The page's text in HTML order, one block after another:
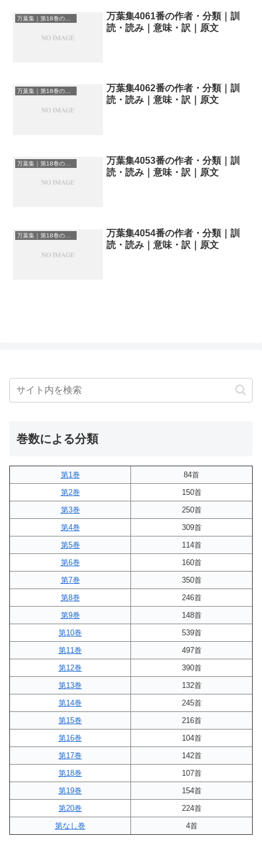
万葉集｜第18巻の和歌一覧
万葉集4061番の作者・分類｜訓
読・読み｜意味・訳｜原文
万葉集｜第18巻の和歌一覧
万葉集4062番の作者・分類｜訓
読・読み｜意味・訳｜原文
万葉集｜第18巻の和歌一覧
万葉集4053番の作者・分類｜訓
読・読み｜意味・訳｜原文
万葉集｜第18巻の和歌一覧
万葉集4054番の作者・分類｜訓
読・読み｜意味・訳｜原文
巻数による分類
第1巻
84首
第2巻
150首
第3巻
250首
第4巻
309首
第5巻
114首
第6巻
160首
第7巻
350首
第8巻
246首
第9巻
148首
第10巻
539首
第11巻
497首
第12巻
390首
第13巻
132首
第14巻
245首
第15巻
216首
第16巻
104首
第17巻
142首
第18巻
107首
第19巻
154首
第20巻
224首
第なし巻
4首